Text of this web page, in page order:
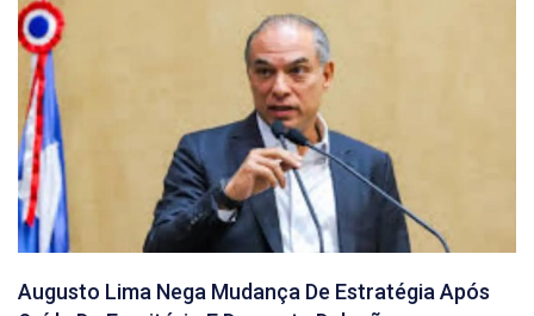
Augusto Lima Nega Mudança De Estratégia Após